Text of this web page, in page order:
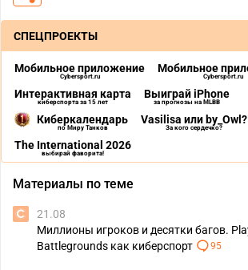
СПЕЦПРОЕКТЫ
Мобильное приложение
Cybersport.ru
Мобильное
Cybersport.ru
Интерактивная карта
киберспорта за 15 лет
Выиграй iPhone
за прогнозы на MLBB
Киберкалендарь
по Миру Танков
Vasilisa или by_Owl?
За кого сердечко?
The International 2026
выбирай фаворита!
Материалы по теме
21.08
Миллионы игроков и десятки багов.
Battlegrounds как киберспорт
95